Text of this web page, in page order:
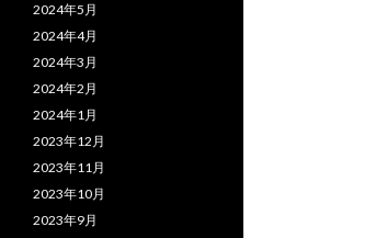
2024年5月
2024年4月
2024年3月
2024年2月
2024年1月
2023年12月
2023年11月
2023年10月
2023年9月